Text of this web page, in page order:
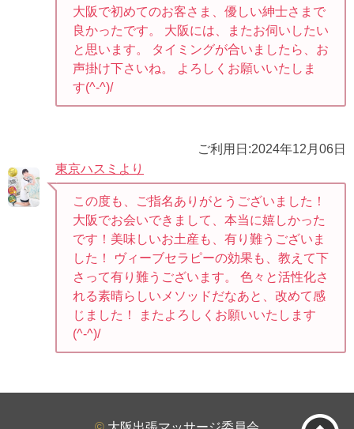
大阪で初めてのお客さま、優しい紳士さまで
良かったです。 大阪には、またお伺いしたい
と思います。 タイミングが合いましたら、お
声掛け下さいね。 よろしくお願いいたしま
す⁠(⁠^⁠-⁠^⁠)/
ご利用日:2024年12月06日
東京ハスミより
この度も、ご指名ありがとうございました！
大阪でお会いできまして、本当に嬉しかった
です！美味しいお土産も、有り難うございま
した！ ヴィーブセラピーの効果も、教えて下
さって有り難うございます。 色々と活性化さ
れる素晴らしいメソッドだなあと、改めて感
じました！ またよろしくお願いいたします
(⁠^⁠-⁠^⁠)/